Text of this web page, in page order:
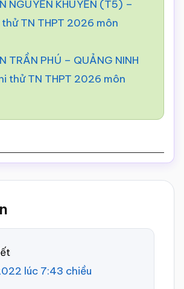
NGUYỄN KHUYẾN (T5) –
thử TN THPT 2026 môn
TRẦN PHÚ – QUẢNG NINH
thử TN THPT 2026 môn
lúc 7:43 chiều